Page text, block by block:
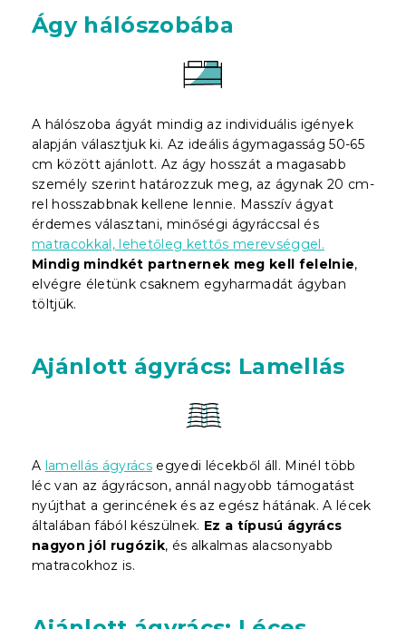
Ágy hálószobába
A hálószoba ágyát mindig az individuális igények
alapján választjuk ki. Az ideális ágymagasság 50-65
cm között ajánlott. Az ágy hosszát a magasabb
személy szerint határozzuk meg, az ágynak 20 cm-
rel hosszabbnak kellene lennie. Masszív ágyat
érdemes választani, minőségi ágyráccsal és
matracokkal, lehetőleg kettős merevséggel.
Mindig mindkét partnernek meg kell felelnie,
elvégre életünk csaknem egyharmadát ágyban
töltjük.
Ajánlott ágyrács: Lamellás
A lamellás ágyrács egyedi lécekből áll. Minél több
léc van az ágyrácson, annál nagyobb támogatást
nyújthat a gerincének és az egész hátának. A lécek
általában fából készülnek. Ez a típusú ágyrács
nagyon jól rugózik, és alkalmas alacsonyabb
matracokhoz is.